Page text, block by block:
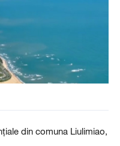
din comuna Liulimiao,